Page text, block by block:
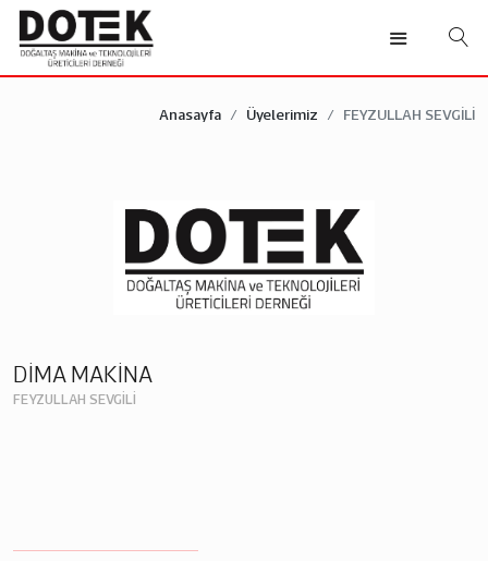
Anasayfa Üyelerimiz FEYZULLAH SEVGİLİ
DİMA MAKİNA
FEYZULLAH SEVGİLİ